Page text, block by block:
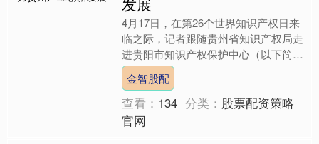
4月17日，在第26个世界知识产权日来
临之际，记者跟随贵州省知识产权局走
进贵阳市知识产权保护中心（以下简称
保护中心）宣传展示区、业务服务窗口
等功能区域，实地探访....
金智股配
查看： 134 分类： 股票配资策略
官网